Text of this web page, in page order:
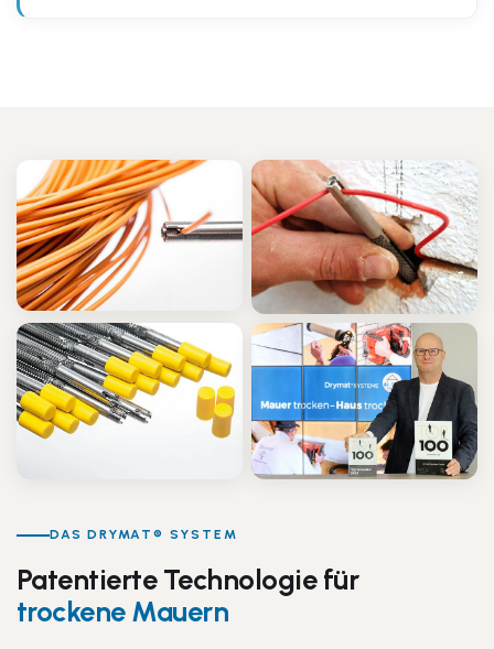
DAS DRYMAT® SYSTEM
Patentierte Technologie für
trockene Mauern